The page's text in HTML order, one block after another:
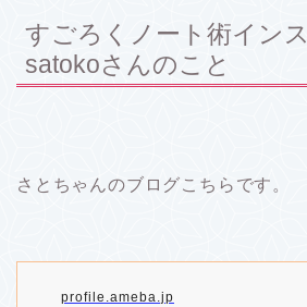
すごろくノート術イン
satokoさんのこと
さとちゃんのブログこちらです。
profile.ameba.jp